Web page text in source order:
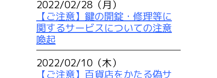
2022/02/28（月）
【ご注意】鍵の開錠・修理等に
関するサービスについての注意
喚起
2022/02/10（木）
【ご注意】百貨店をかたる偽サ